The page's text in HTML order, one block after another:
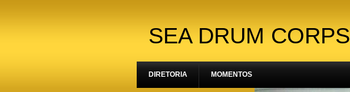
SEA DRUM CORPS
DIRETORIA MOMENTOS